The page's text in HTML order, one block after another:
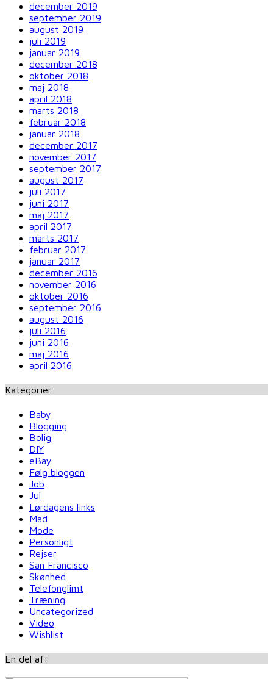
december 2019
september 2019
august 2019
juli 2019
januar 2019
december 2018
oktober 2018
maj 2018
april 2018
marts 2018
februar 2018
januar 2018
december 2017
november 2017
september 2017
august 2017
juli 2017
juni 2017
maj 2017
april 2017
marts 2017
februar 2017
januar 2017
december 2016
november 2016
oktober 2016
september 2016
august 2016
juli 2016
juni 2016
maj 2016
april 2016
Kategorier
Baby
Blogging
Bolig
DIY
eBay
Følg bloggen
Job
Jul
Lørdagens links
Mad
Mode
Personligt
Rejser
San Francisco
Skønhed
Telefonglimt
Træning
Uncategorized
Video
Wishlist
En del af: